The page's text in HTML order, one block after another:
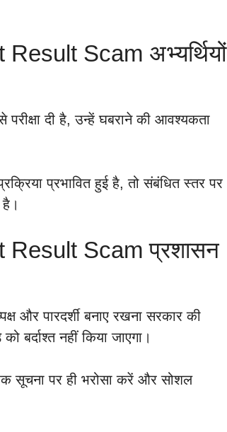
Scam अभ्यर्थियों
दी है, उन्हें घबराने की आवश्यकता
प्रभावित हुई है, तो संबंधित स्तर पर
Scam प्रशासन
और पारदर्शी बनाए रखना सरकार की
बर्दाश्त नहीं किया जाएगा।
सूचना पर ही भरोसा करें और सोशल